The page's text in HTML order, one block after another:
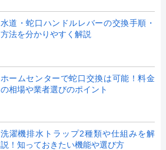
水道・蛇口ハンドルレバーの交換手順・
方法を分かりやすく解説
ホームセンターで蛇口交換は可能！料金
の相場や業者選びのポイント
洗濯機排水トラップ2種類や仕組みを解
説！知っておきたい機能や選び方